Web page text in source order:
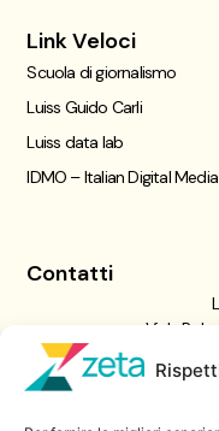
Link Veloci
Scuola di giornalismo
Luiss Guido Carli
Luiss data lab
IDMO – Italian Digital
Contatti
Viale Pola,